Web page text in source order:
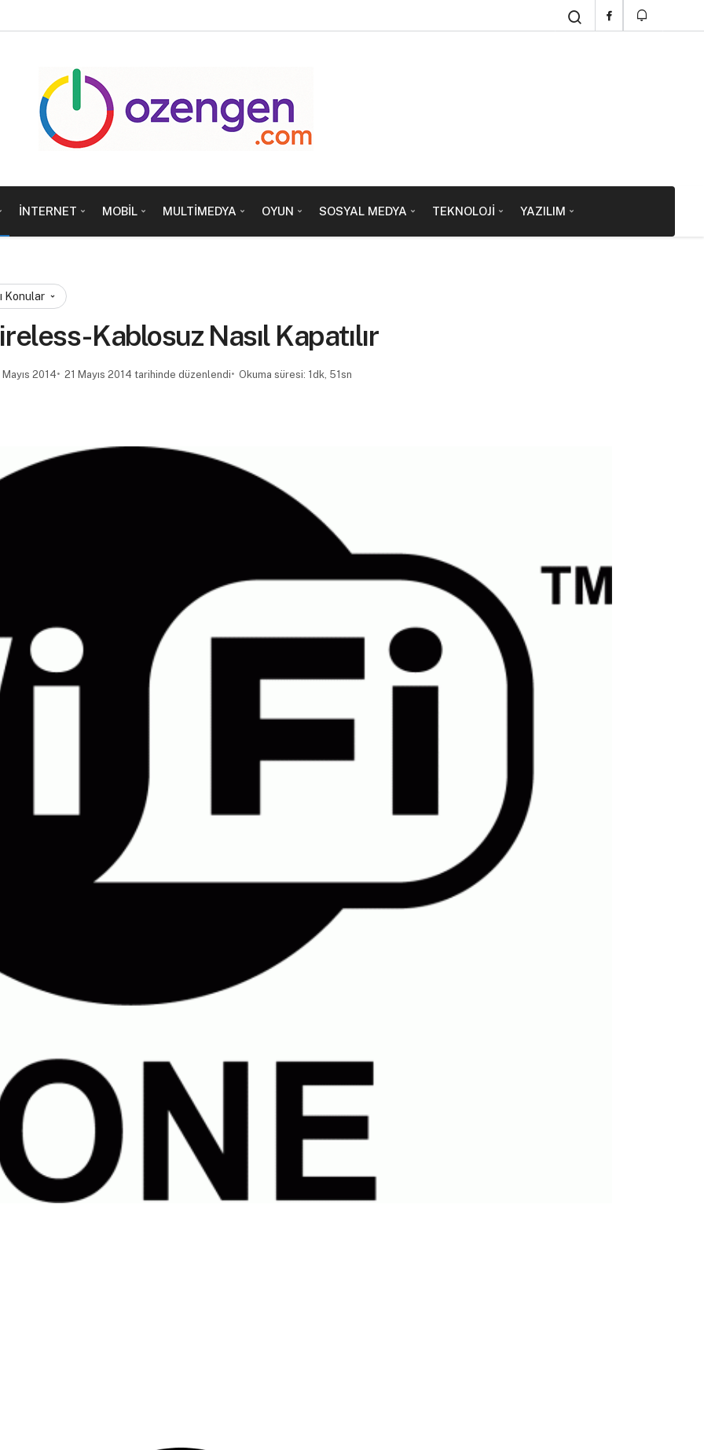
İNTERNET MOBIL MULTIMEDYA OYUN SOSYAL MEDYA TEKNOLOJI YAZILIM
Konular
Kablosuz Nasıl Kapatılır
2014 21 Mayıs 2014 tarihinde düzenlendi Okuma süresi: 1dk, 51sn